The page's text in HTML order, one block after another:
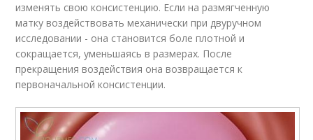
изменять свою консистенцию. Если на размягченную
матку воздействовать механически при двуручном
исследовании - она становится боле плотной и
сокращается, уменьшаясь в размерах. После
прекращения воздействия она возвращается к
первоначальной консистенции.